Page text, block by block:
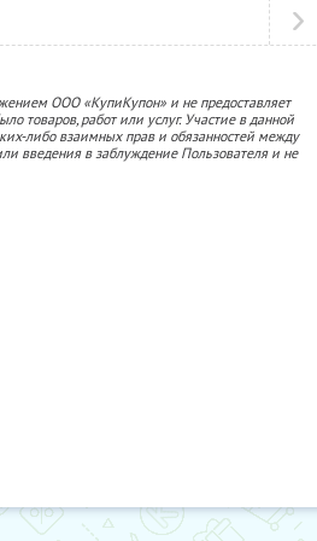
ООО «КупиКупон» и не предоставляет
товаров, работ или услуг. Участие в данной
либо взаимных прав и обязанностей между
введения в заблуждение Пользователя и не